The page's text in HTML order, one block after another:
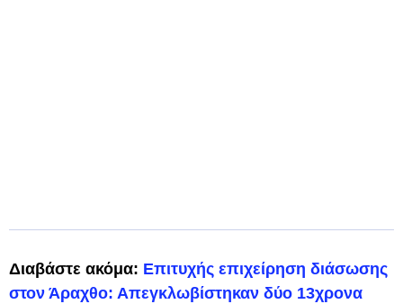
Διαβάστε ακόμα: Επιτυχής επιχείρηση διάσωσης
στον Άραχθο: Απεγκλωβίστηκαν δύο 13χρονα